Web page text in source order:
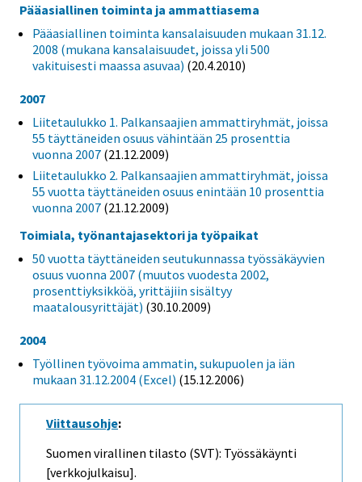
Pääasiallinen toiminta ja ammattiasema
Pääasiallinen toiminta kansalaisuuden mukaan 31.12.
2008 (mukana kansalaisuudet, joissa yli 500
vakituisesti maassa asuvaa) (20.4.2010)
2007
Liitetaulukko 1. Palkansaajien ammattiryhmät, joissa
55 täyttäneiden osuus vähintään 25 prosenttia
vuonna 2007 (21.12.2009)
Liitetaulukko 2. Palkansaajien ammattiryhmät, joissa
55 vuotta täyttäneiden osuus enintään 10 prosenttia
vuonna 2007 (21.12.2009)
Toimiala, työnantajasektori ja työpaikat
50 vuotta täyttäneiden seutukunnassa työssäkäyvien
osuus vuonna 2007 (muutos vuodesta 2002,
prosenttiyksikköä, yrittäjiin sisältyy
maatalousyrittäjät) (30.10.2009)
2004
Työllinen työvoima ammatin, sukupuolen ja iän
mukaan 31.12.2004 (Excel) (15.12.2006)
Viittausohje:
Suomen virallinen tilasto (SVT): Työssäkäynti
[verkkojulkaisu].